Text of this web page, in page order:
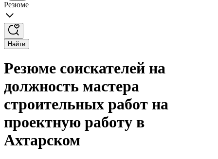
Резюме
Найти
Резюме соискателей на
должность мастера
строительных работ на
проектную работу в
Ахтарском